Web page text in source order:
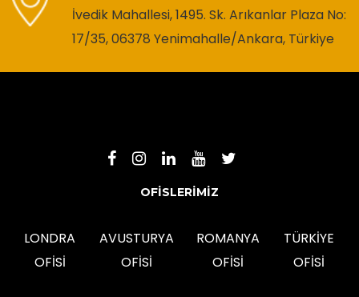
İvedik Mahallesi, 1495. Sk. Arıkanlar Plaza No:
17/35, 06378 Yenimahalle/Ankara, Türkiye
OFİSLERİMİZ
LONDRA
OFİSİ
AVUSTURYA
OFİSİ
ROMANYA
OFİSİ
TÜRKİYE
OFİSİ